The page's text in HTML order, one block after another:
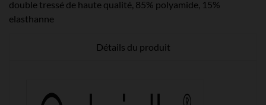
double tressé de haute qualité, 85% polyamide, 15%
elasthanne
Détails du produit